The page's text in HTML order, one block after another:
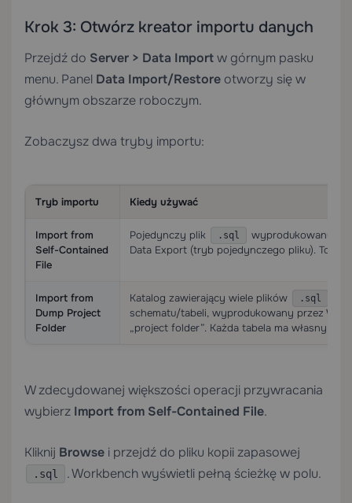
Krok 3: Otwórz kreator importu danych
Przejdź do Server > Data Importw górnym pasku
menu. Panel Data Import/Restore otworzy się w
głównym obszarze roboczym.
Zobaczysz dwa tryby importu:
Tryb importu Kiedy używać
Import from
Self-Contained
File
Pojedynczy plik .sql
wyprodukowany
Data Export (tryb pojedynczego pliku). To
Import from
Dump Project
Folder
Katalog zawierający wiele plików .sql
schematu/tabeli, wyprodukowany przez
„project folder”. Każda tabela ma własny plik.
W zdecydowanej większości operacji przywracania
wybierz Import from Self-Contained File.
Kliknij Browse i przejdź do pliku kopii zapasowej
.sql . Workbench wyświetli pełną ścieżkę w polu.